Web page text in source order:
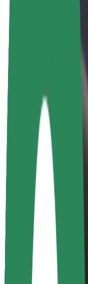
Ingresos de
Comercios
Flotas
Franquicias
Empresa
Trabajá con
Acerca de Bolt
Project Zero
Blog
Sala de prensa